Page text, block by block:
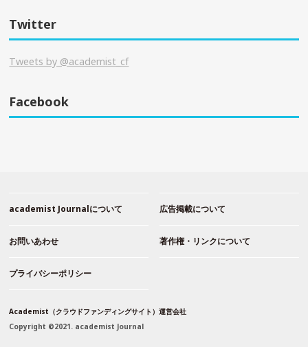
Twitter
Tweets by @academist_cf
Facebook
academist Journalについて
お問いあわせ
プライバシーポリシー
広告掲載について
著作権・リンクについて
Academist（クラウドファンディングサイト）運営会社
Copyright ©2021. academist Journal